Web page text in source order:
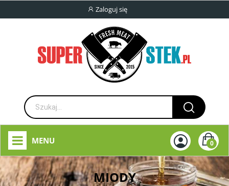
Zaloguj się
0
MENU
MIODY